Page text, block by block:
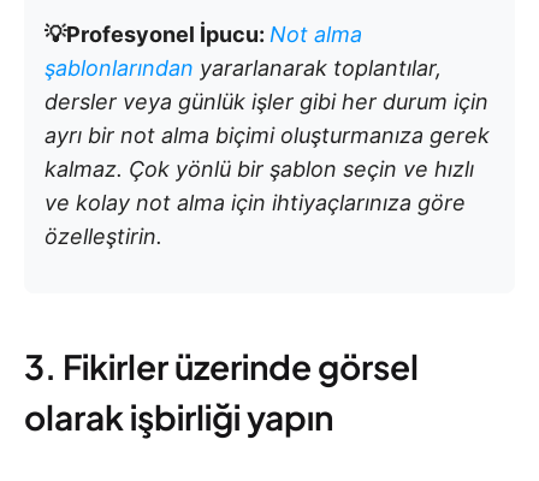
💡Profesyonel İpucu: Not alma
şablonlarından yararlanarak toplantılar,
dersler veya günlük işler gibi her durum için
ayrı bir not alma biçimi oluşturmanıza gerek
kalmaz. Çok yönlü bir şablon seçin ve hızlı
ve kolay not alma için ihtiyaçlarınıza göre
özelleştirin.
3. Fikirler üzerinde görsel
olarak işbirliği yapın